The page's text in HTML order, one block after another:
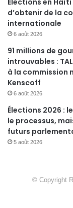
d’obtenir de la
internationale
6 août 2026
91 millions de
introuvables :
à la commission
Kenscoff
6 août 2026
Élections 2026 :
le processus,
futurs
5 août 2026
© Copyright